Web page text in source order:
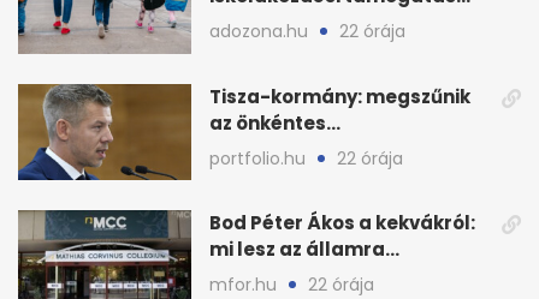
2026 őszén: adózás,
adozona.hu 22 órája
Tisza-kormány: megszűnik
az önkéntes
fogyasztáscsökkentés
portfolio.hu 22 órája
Bod Péter Ákos a kekvákról:
mi lesz az államra
visszaszálló vagyonnal?
mfor.hu 22 órája